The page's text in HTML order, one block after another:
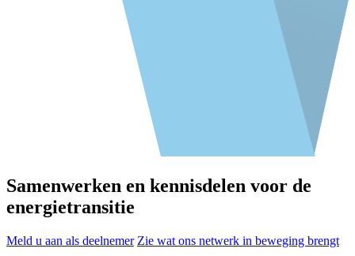
Samenwerken en kennisdelen voor de
energietransitie
Meld u aan als deelnemer Zie wat ons netwerk in beweging brengt